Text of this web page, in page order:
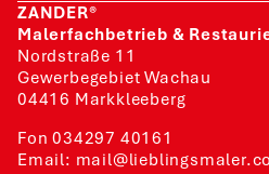
ZANDER®
Malerfachbetrieb &
Nordstraße 11
Gewerbegebiet Wachau
04416 Markkleeberg
Fon034297 40161
Email: